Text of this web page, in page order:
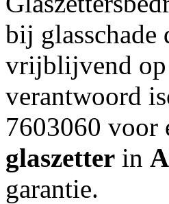
bij glasschade
vrijblijvend op
verantwoord
7603060
glaszetter in
garantie.